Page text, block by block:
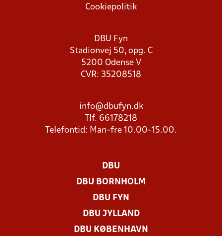
Cookiepolitik
DBU Fyn
Stadionvej 50, opg. C
5200 Odense V
CVR: 35208518
info@dbufyn.dk
Tlf. 66178218
Telefontid: Man-fre 10.00-15.00.
DBU
DBU BORNHOLM
DBU FYN
DBU JYLLAND
DBU KØBENHAVN